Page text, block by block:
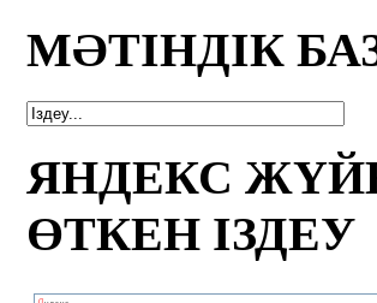
МӘТІНДІК
ЯНДЕКС
ӨТКЕН ІЗДЕУ